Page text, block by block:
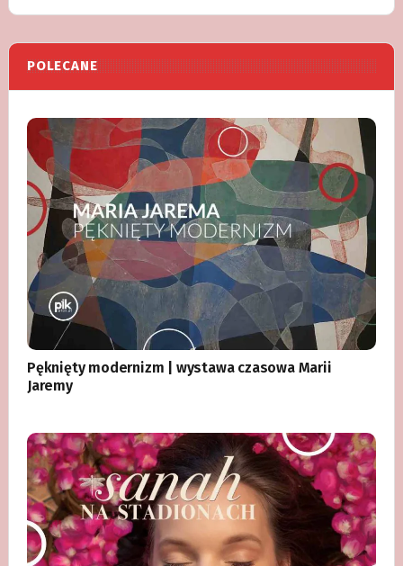
POLECANE
Pęknięty modernizm | wystawa czasowa Marii
Jaremy